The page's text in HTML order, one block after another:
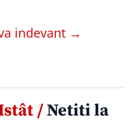
indevant →
/Netiti la